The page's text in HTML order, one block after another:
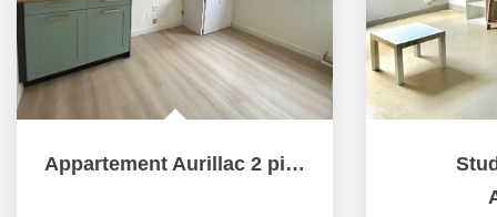
Appartement Aurillac 2 pièce(s)